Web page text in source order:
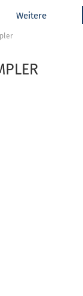
Weitere